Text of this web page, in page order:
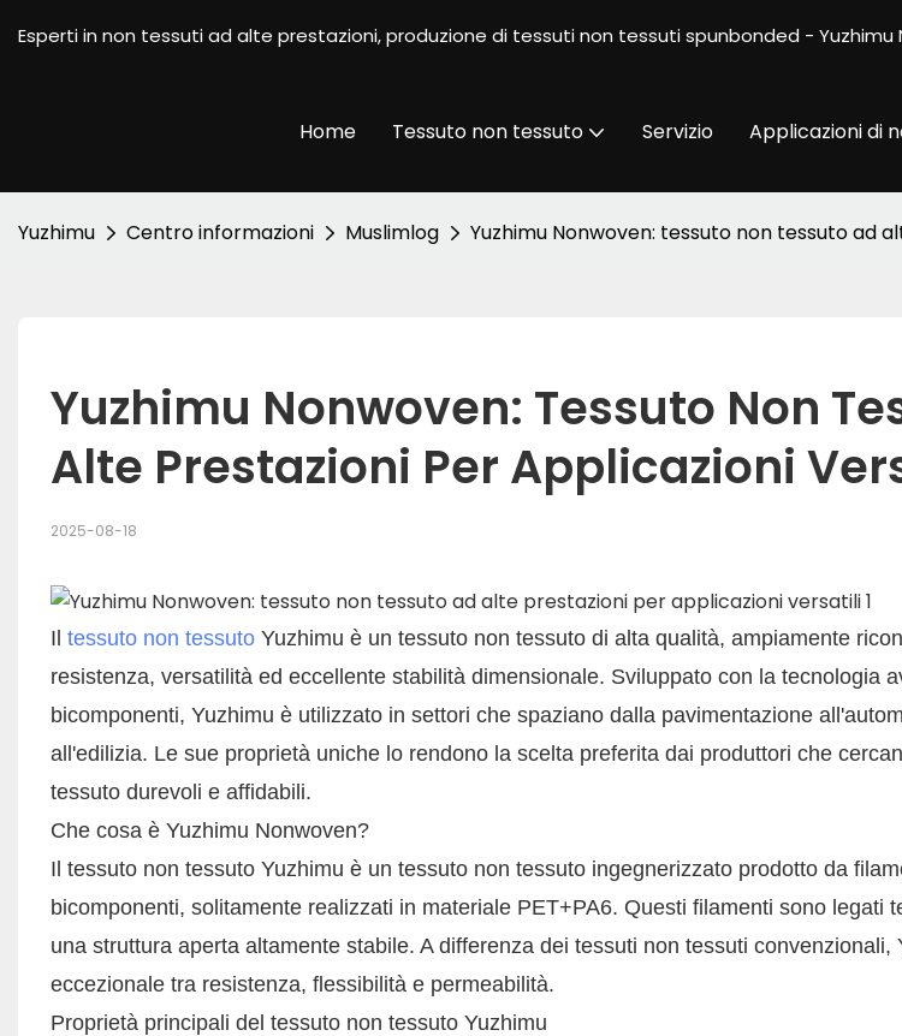
Esperti in non tessuti ad alte prestazioni, produzione di tessuti non tessuti spunbonded - Yuzhimu
Home Tessuto non tessuto Servizio Applicazioni di
Yuzhimu Centro informazioni Muslimlog Yuzhimu Nonwoven: tessuto non tessuto ad
Yuzhimu Nonwoven: Tessuto Non
Alte Prestazioni Per Applicazioni
2025-08-18
Il tessuto non tessutoYuzhimu è un tessuto non tessuto di alta qualità, ampiamente
resistenza, versatilità ed eccellente stabilità dimensionale. Sviluppato con la tecnologia
bicomponenti, Yuzhimu è utilizzato in settori che spaziano dalla pavimentazione
all'edilizia. Le sue proprietà uniche lo rendono la scelta preferita dai produttori che
tessuto durevoli e affidabili.
Che cosa è Yuzhimu Nonwoven?
Il tessuto non tessuto Yuzhimu è un tessuto non tessuto ingegnerizzato prodotto da
bicomponenti, solitamente realizzati in materiale PET+PA6. Questi filamenti sono legati
una struttura aperta altamente stabile. A differenza dei tessuti non tessuti convenzionali,
eccezionale tra resistenza, flessibilità e permeabilità.
Proprietà principali del tessuto non tessuto Yuzhimu